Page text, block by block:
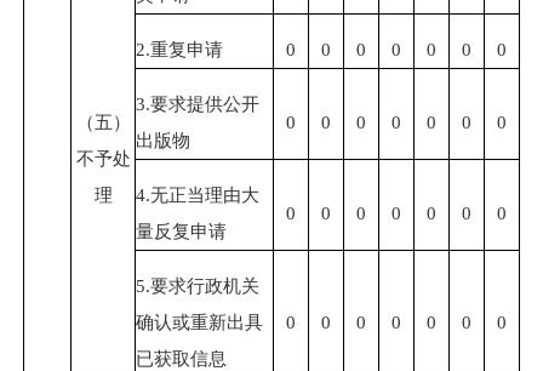
（五）
不予处
理
2.重复申请 0 0 0 0 0 0 0
3.要求提供公开
出版物
0 0 0 0 0 0 0
4.无正当理由大
量反复申请
0 0 0 0 0 0 0
5.要求行政机关
确认或重新出具
已获取信息
0 0 0 0 0 0 0